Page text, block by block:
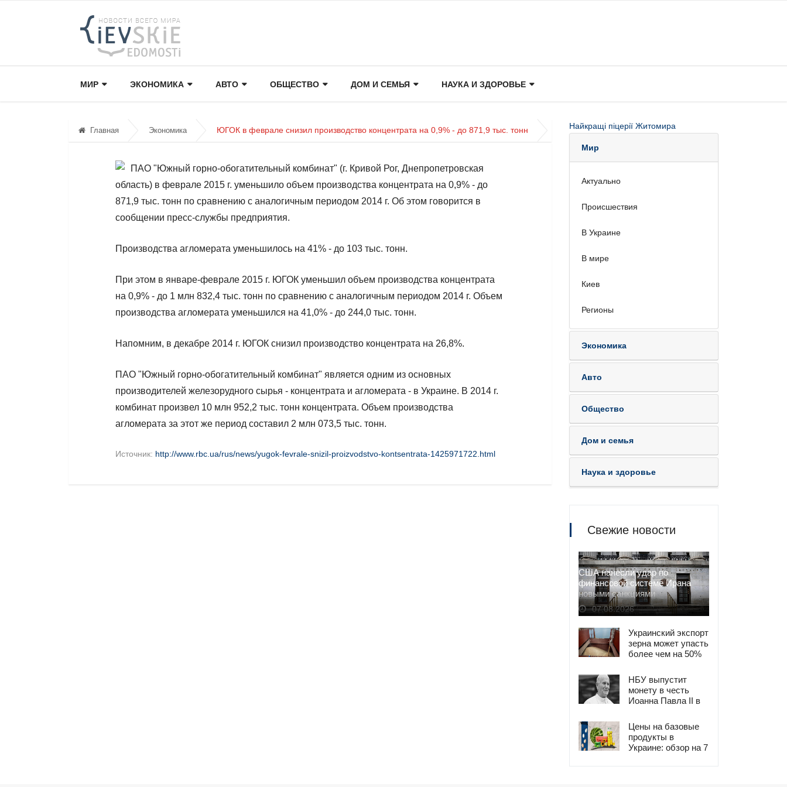
МИР ЭКОНОМИКА АВТО ОБЩЕСТВО ДОМ И СЕМЬЯ НАУКА И ЗДОРОВЬЕ
Главная Экономика ЮГОК в феврале снизил производство концентрата на 0,9% - до 871,9 тыс. тонн
ПАО "Южный горно-обогатительный комбинат" (г. Кривой Рог, Днепропетровская
область) в феврале 2015 г. уменьшило объем производства концентрата на 0,9% - до
871,9 тыс. тонн по сравнению с аналогичным периодом 2014 г. Об этом говорится в
сообщении пресс-службы предприятия.
Производства агломерата уменьшилось на 41% - до 103 тыс. тонн.
При этом в январе-феврале 2015 г. ЮГОК уменьшил объем производства концентрата
на 0,9% - до 1 млн 832,4 тыс. тонн по сравнению с аналогичным периодом 2014 г. Объем
производства агломерата уменьшился на 41,0% - до 244,0 тыс. тонн.
Напомним, в декабре 2014 г. ЮГОК снизил производство концентрата на 26,8%.
ПАО "Южный горно-обогатительный комбинат" является одним из основных
производителей железорудного сырья - концентрата и агломерата - в Украине. В 2014 г.
комбинат произвел 10 млн 952,2 тыс. тонн концентрата. Объем производства
агломерата за этот же период составил 2 млн 073,5 тыс. тонн.
Источник: http://www.rbc.ua/rus/news/yugok-fevrale-snizil-proizvodstvo-kontsentrata-1425971722.html
Найкращі піцерії Житомира
Мир
Актуально
Происшествия
В Украине
В мире
Киев
Регионы
Экономика
Авто
Общество
Дом и семья
Наука и здоровье
Свежие новости
США нанесли удар по
финансовой системе Ирана
новыми санкциями
07.08.2026
Украинский экспорт
зерна может упасть
более чем на 50%
НБУ выпустит
монету в честь
Иоанна Павла II в
Цены на базовые
продукты в
Украине: обзор на 7